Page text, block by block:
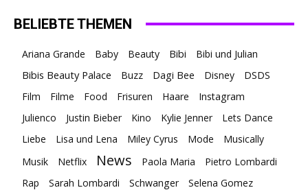
BELIEBTE THEMEN
Ariana Grande Baby Beauty Bibi Bibi und Julian
Bibis Beauty Palace Buzz Dagi Bee Disney
DSDS
Film
Filme Food Frisuren Haare
Instagram
Julienco
Justin Bieber Kino Kylie Jenner
Lets Dance
Liebe
Lisa und Lena Miley Cyrus Mode
Musically
Musik
Netflix News Paola Maria
Pietro Lombardi
Rap
Sarah Lombardi Schwanger
Selena Gomez